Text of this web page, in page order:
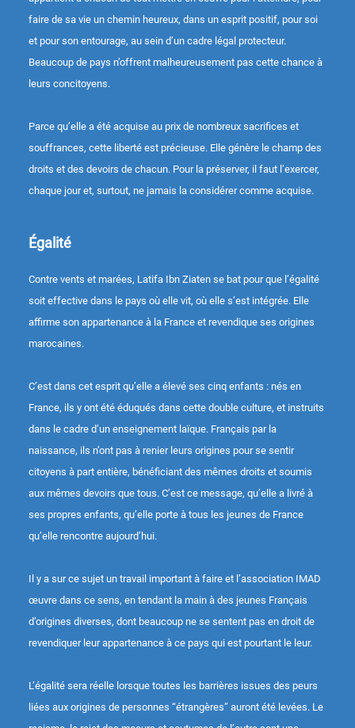
faire de sa vie un chemin heureux, dans un esprit positif, pour soi
et pour son entourage, au sein d’un cadre légal protecteur.
Beaucoup de pays n’offrent malheureusement pas cette chance à
leurs concitoyens.
Parce qu’elle a été acquise au prix de nombreux sacrifices et
souffrances, cette liberté est précieuse. Elle génère le champ des
droits et des devoirs de chacun. Pour la préserver, il faut l’exercer,
chaque jour et, surtout, ne jamais la considérer comme acquise.
Égalité
Contre vents et marées, Latifa Ibn Ziaten se bat pour que l’égalité
soit effective dans le pays où elle vit, où elle s’est intégrée. Elle
affirme son appartenance à la France et revendique ses origines
marocaines.
C’est dans cet esprit qu’elle a élevé ses cinq enfants : nés en
France, ils y ont été éduqués dans cette double culture, et instruits
dans le cadre d’un enseignement laïque. Français par la
naissance, ils n’ont pas à renier leurs origines pour se sentir
citoyens à part entière, bénéficiant des mêmes droits et soumis
aux mêmes devoirs que tous. C’est ce message, qu’elle a livré à
ses propres enfants, qu’elle porte à tous les jeunes de France
qu’elle rencontre aujourd’hui.
Il y a sur ce sujet un travail important à faire et l’association IMAD
œuvre dans ce sens, en tendant la main à des jeunes Français
d’origines diverses, dont beaucoup ne se sentent pas en droit de
revendiquer leur appartenance à ce pays qui est pourtant le leur.
L’égalité sera réelle lorsque toutes les barrières issues des peurs
liées aux origines de personnes “étrangères” auront été levées. Le